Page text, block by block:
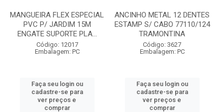
MANGUEIRA FLEX ESPECIAL
PVC P/ JARDIM 15M
ENGATE SUPORTE PLA...
Código: 12017
Embalagem: PC
Faça seu login ou
cadastre-se para
ver preços e
comprar
ANCINHO METAL 12 DENTES
ESTAMP S/ CABO 77110/124
TRAMONTINA
Código: 3627
Embalagem: PC
Faça seu login ou
cadastre-se para
ver preços e
comprar